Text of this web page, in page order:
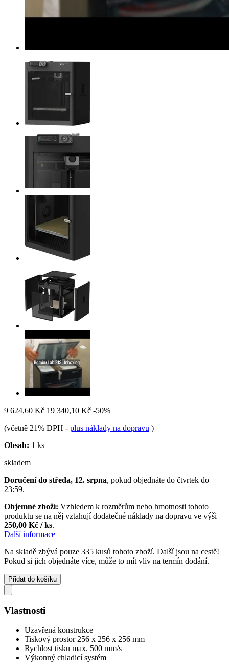
9 624,60 Kč 19 340,10 Kč -50%
(včetně 21% DPH - plus náklady na dopravu )
Obsah: 1 ks
skladem
Doručení do středa, 12. srpna, pokud objednáte do čtvrtek do
23:59.
Objemné zboží: Vzhledem k rozměrům nebo hmotnosti tohoto
produktu se na něj vztahují dodatečné náklady na dopravu ve výši
250,00 Kč / ks.
Další informace
Na skladě zbývá pouze 335 kusů tohoto zboží. Další jsou na cestě!
Pokud si jich objednáte více, může to mít vliv na termín dodání.
Přidat do košíku
Vlastnosti
Uzavřená konstrukce
Tiskový prostor 256 x 256 x 256 mm
Rychlost tisku max. 500 mm/s
Výkonný chladicí systém